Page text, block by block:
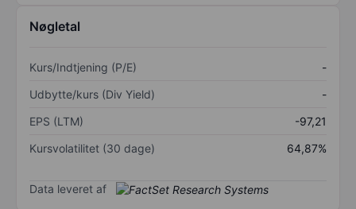
Nøgletal
Kurs/Indtjening (P/E)
-
Udbytte/kurs (Div Yield)
-
EPS (LTM)
-97,21
Kursvolatilitet (30 dage)
64,87%
Data leveret af